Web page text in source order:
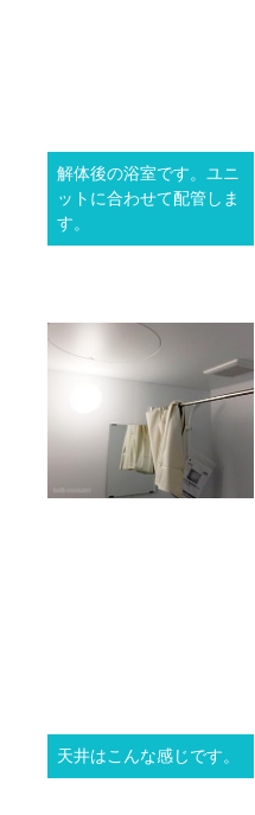
解体後の浴室です。ユニ
ットに合わせて配管しま
す。
天井はこんな感じです。